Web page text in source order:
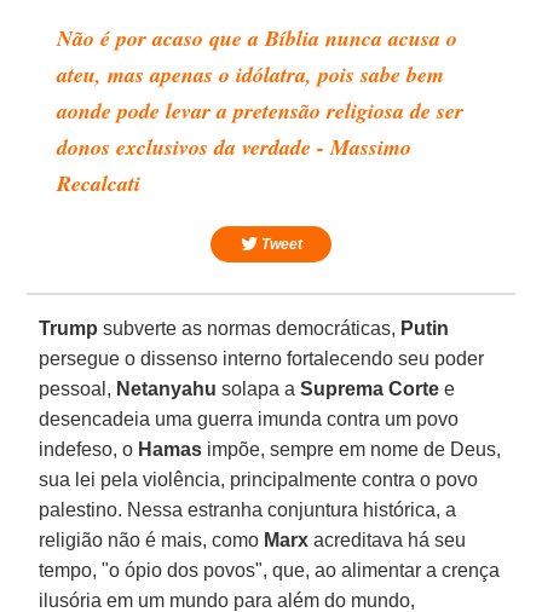
Não é por acaso que a Bíblia nunca acusa o
ateu, mas apenas o idólatra, pois sabe bem
aonde pode levar a pretensão religiosa de ser
donos exclusivos da verdade - Massimo
Recalcati
Tweet
Trump subverte as normas democráticas, Putin
persegue o dissenso interno fortalecendo seu poder
pessoal, Netanyahu solapa aSuprema Corte e
desencadeia uma guerra imunda contra um povo
indefeso, o Hamas impõe, sempre em nome de Deus,
sua lei pela violência, principalmente contra o povo
palestino. Nessa estranha conjuntura histórica, a
religião não é mais, como Marx acreditava há seu
tempo, "o ópio dos povos", que, ao alimentar a crença
ilusória em um mundo para além do mundo,